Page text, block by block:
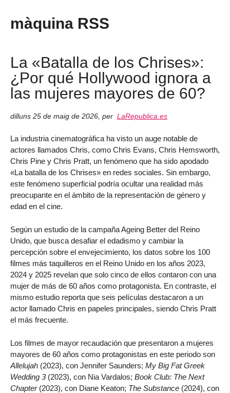
màquina RSS
La «Batalla de los Chrises»:
¿Por qué Hollywood ignora a
las mujeres mayores de 60?
dilluns 25 de maig de 2026 per LaRepublica.es
La industria cinematográfica ha visto un auge notable de
actores llamados Chris, como Chris Evans, Chris Hemsworth,
Chris Pine y Chris Pratt, un fenómeno que ha sido apodado
«La batalla de los Chrises» en redes sociales. Sin embargo,
este fenómeno superficial podría ocultar una realidad más
preocupante en el ámbito de la representación de género y
edad en el cine.
Según un estudio de la campaña Ageing Better del Reino
Unido, que busca desafiar el edadismo y cambiar la
percepción sobre el envejecimiento, los datos sobre los 100
filmes más taquilleros en el Reino Unido en los años 2023,
2024 y 2025 revelan que solo cinco de ellos contaron con una
mujer de más de 60 años como protagonista. En contraste, el
mismo estudio reporta que seis películas destacaron a un
actor llamado Chris en papeles principales, siendo Chris Pratt
el más frecuente.
Los filmes de mayor recaudación que presentaron a mujeres
mayores de 60 años como protagonistas en este periodo son
Allelujah (2023), con Jennifer Saunders; My Big Fat Greek
Wedding 3(2023), con Nia Vardalos; Book Club: The Next
Chapter(2023), con Diane Keaton; The Substance (2024), con